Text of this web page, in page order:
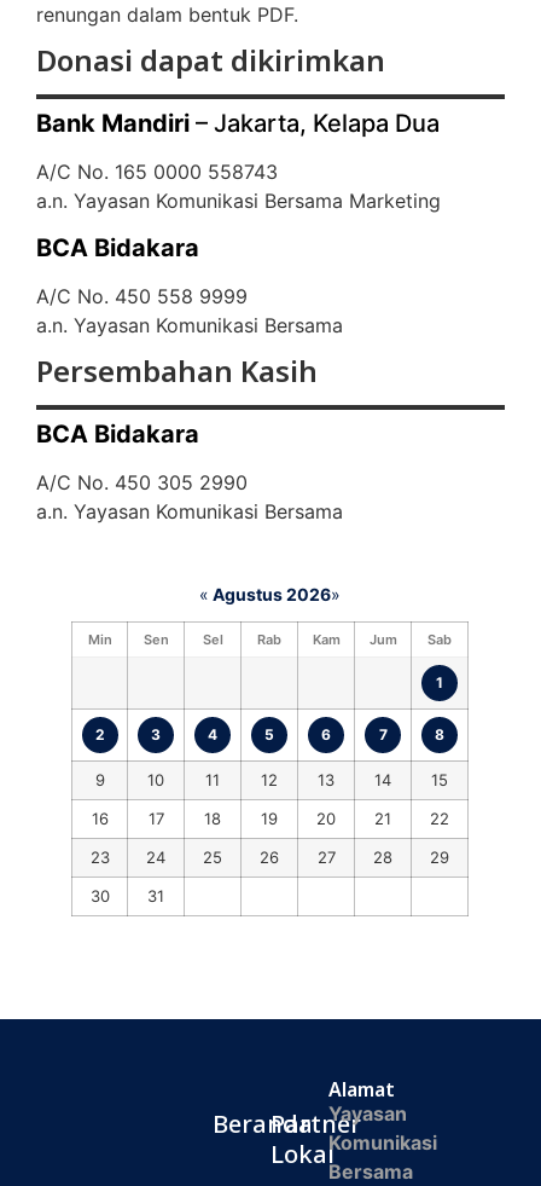
renungan dalam bentuk PDF.
Donasi dapat dikirimkan
Bank Mandiri – Jakarta, Kelapa Dua
A/C No. 165 0000 558743
a.n. Yayasan Komunikasi Bersama Marketing
BCA Bidakara
A/C No. 450 558 9999
a.n. Yayasan Komunikasi Bersama
Persembahan Kasih
BCA Bidakara
A/C No. 450 305 2990
a.n. Yayasan Komunikasi Bersama
« Agustus 2026»
Min Sen Sel Rab Kam Jum Sab
1
2 3 4 5 6 7 8
9 10 11 12 13 14
15
16
17 18 19 20 21
22
23
24 25 26 27 28
29
30
31
BerandaPartner
Lokal
Alamat
Yayasan
Komunikasi
Bersama